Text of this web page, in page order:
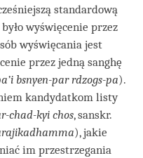
standardową
wyświęcenie przez
wyświęcania jest
przez jedną sanghę
bsnyen-par rdzogs-pa).
kandydatkom listy
chad-kyi chos, sanskr.
), jakie
im przestrzegania